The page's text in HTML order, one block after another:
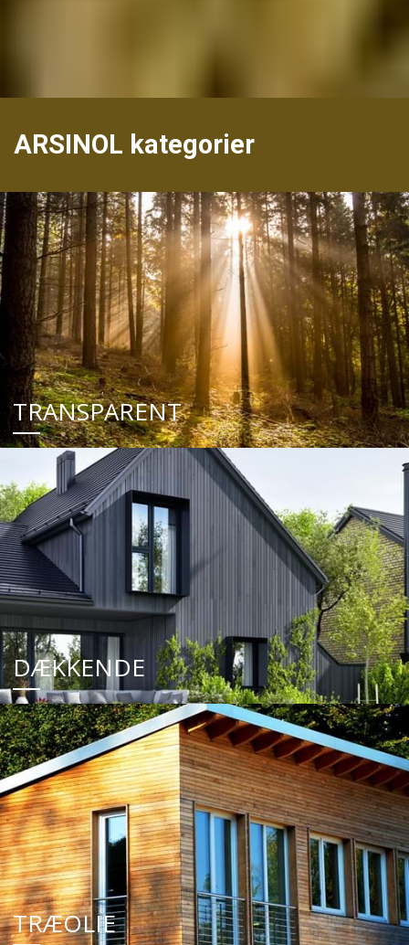
ARSINOL kategorier
TRANSPARENT
DÆKKENDE
TRÆOLIE